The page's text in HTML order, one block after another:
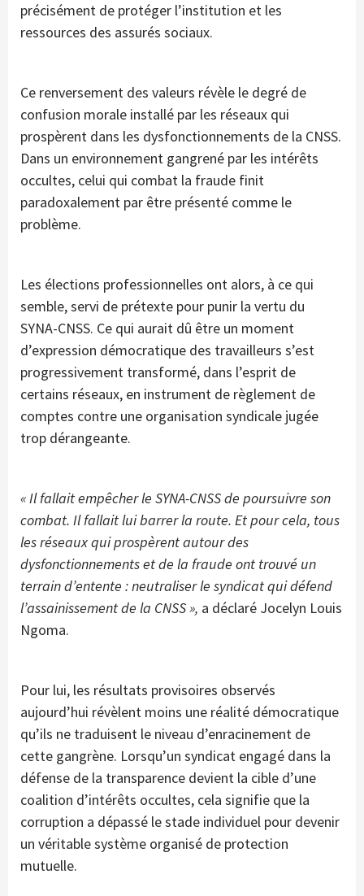
précisément de protéger l’institution et les
ressources des assurés sociaux.
Ce renversement des valeurs révèle le degré de
confusion morale installé par les réseaux qui
prospèrent dans les dysfonctionnements de la CNSS.
Dans un environnement gangrené par les intérêts
occultes, celui qui combat la fraude finit
paradoxalement par être présenté comme le
problème.
Les élections professionnelles ont alors, à ce qui
semble, servi de prétexte pour punir la vertu du
SYNA-CNSS. Ce qui aurait dû être un moment
d’expression démocratique des travailleurs s’est
progressivement transformé, dans l’esprit de
certains réseaux, en instrument de règlement de
comptes contre une organisation syndicale jugée
trop dérangeante.
« Il fallait empêcher le SYNA-CNSS de poursuivre son
combat. Il fallait lui barrer la route. Et pour cela, tous
les réseaux qui prospèrent autour des
dysfonctionnements et de la fraude ont trouvé un
terrain d’entente : neutraliser le syndicat qui défend
l’assainissement de la CNSS », a déclaré Jocelyn Louis
Ngoma.
Pour lui, les résultats provisoires observés
aujourd’hui révèlent moins une réalité démocratique
qu’ils ne traduisent le niveau d’enracinement de
cette gangrène. Lorsqu’un syndicat engagé dans la
défense de la transparence devient la cible d’une
coalition d’intérêts occultes, cela signifie que la
corruption a dépassé le stade individuel pour devenir
un véritable système organisé de protection
mutuelle.